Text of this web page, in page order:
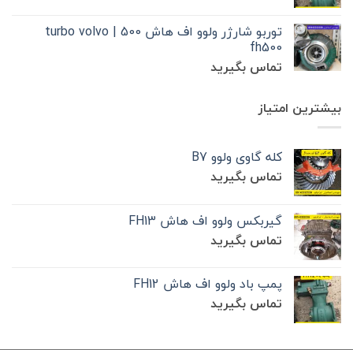
توربو شارژر ولوو اف هاش 500 | turbo volvo
fh500
تماس بگیرید
بیشترین امتیاز
کله گاوی ولوو B7
تماس بگیرید
گیربکس ولوو اف هاش FH13
تماس بگیرید
پمپ باد ولوو اف هاش FH12
تماس بگیرید